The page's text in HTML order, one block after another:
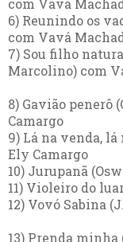
com Vavá
6) Reunindo os
com Vavá
7) Sou filho
Marcolino) com
8) Gavião penerô
Camargo
9) Lá na venda,
Ely Camargo
10) Jurupanã
11) Violeiro do
12) Vovó Sabina
13) Prenda